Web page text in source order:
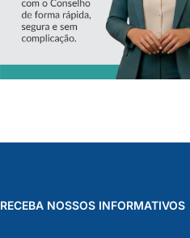
RECEBA NOSSOS INFORMATIVOS